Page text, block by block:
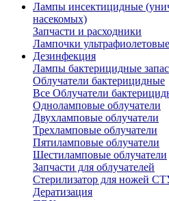
Лампы инсектицидные
насекомых)
Запчасти и расходники
Лампочки
Дезинфекция
Лампы бактерицидные
Облучатели бактерицидные
Все Облучатели
Одноламповые облучатели
Двухламповые облучатели
Трехламповые облучатели
Пятиламповые облучатели
Шестиламповые облучатели
Запчасти для облучателей
Стерилизатор для ножей
Дератизация